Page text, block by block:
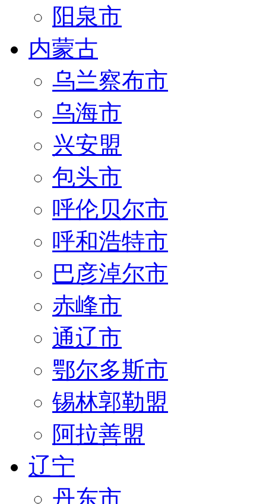
阳泉市
内蒙古
乌兰察布市
乌海市
兴安盟
包头市
呼伦贝尔市
呼和浩特市
巴彦淖尔市
赤峰市
通辽市
鄂尔多斯市
锡林郭勒盟
阿拉善盟
辽宁
丹东市